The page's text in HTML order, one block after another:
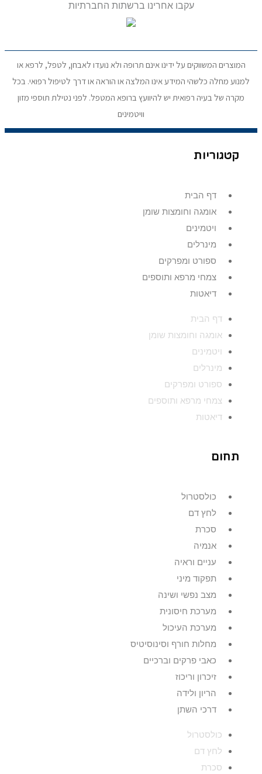
עקבו אחרינו ברשתות החברתיות
המוצרים המשווקים על ידינו אינם תרופה ולא נועדו לאבחן, לטפל, לרפא או
למנוע מחלה כלשהי המידע אינו המלצה או הוראה או דרך לטיפול רפואי. בכל
מקרה של בעיה רפואית יש להיוועץ ברופא המטפל. לפני נטילת תוספי מזון
וויטמינים
קטגוריות
דף הבית
אומגה וחומצות שומן
ויטמינים
מינרלים
ספורט ומפרקים
צמחי מרפא ותוספים
דיאטות
דף הבית
אומגה וחומצות שומן
ויטמינים
מינרלים
ספורט ומפרקים
צמחי מרפא ותוספים
דיאטות
תחום
כולסטרול
לחץ דם
סכרת
אנמיה
עניים וראיה
תפקוד מיני
מצב נפשי ושינה
מערכת חיסונית
מערכת העיכול
מחלות חורף וסינוסיטיס
כאבי פרקים וברכיים
זיכרון וריכוז
הריון ולידה
דרכי השתן
כולסטרול
לחץ דם
סכרת